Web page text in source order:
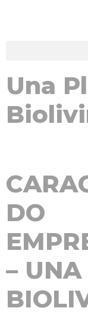
Una
DO
– UNA